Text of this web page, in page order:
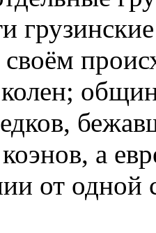
колен;
коэнов, а
от одной